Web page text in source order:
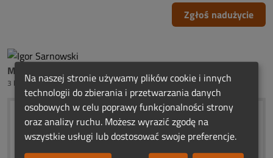
Zgłoś nadużycie
Mama Bartoszka Ciszek
3 lata temu
:._.)
░░░░░ (_.:._)
)¯`\ | /´¯(..ROCZNICOWE SMUTNE
Na naszej stronie używamy plików cookie i innych
technologii do zbierania i przetwarzania danych
osobowych w celu poprawy funkcjonalności strony
oraz analizy ruchu. Możesz wyrazić zgodę na
wszystkie usługi lub dostosować swoje preferencje.